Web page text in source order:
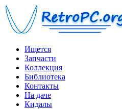
Ищется
Запчасти
Коллекция
Библиотека
Контакты
На даче
Кидалы